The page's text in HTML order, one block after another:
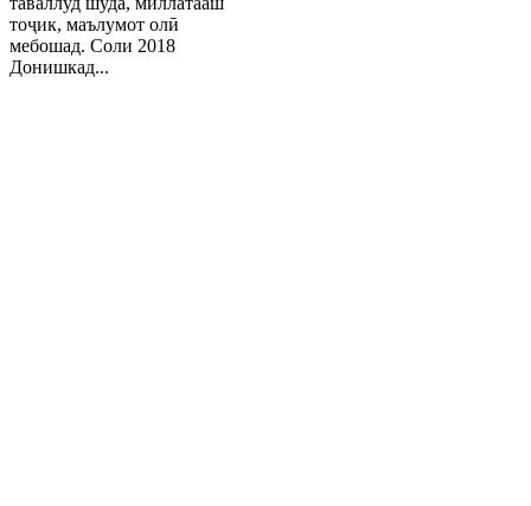
тоҷик, маълумот олӣ
мебошад. Соли 2018
Донишкад...